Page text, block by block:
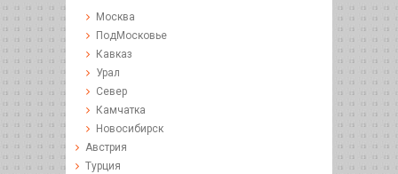
Москва
ПодМосковье
Кавказ
Урал
Север
Камчатка
Новосибирск
Австрия
Турция